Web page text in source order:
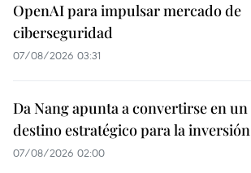
OpenAI para impulsar mercado de
ciberseguridad
07/08/2026 03:31
Da Nang apunta a convertirse en un
destino estratégico para la inversión
07/08/2026 02:00